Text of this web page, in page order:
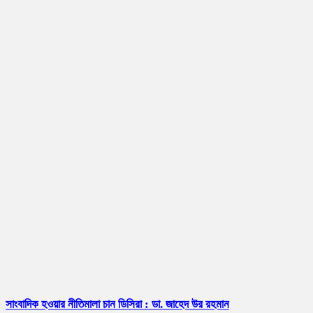
সাংবাদিক হওয়ার নীতিমালা চান ডিসিরা : ডা. জাহেদ উর রহমান